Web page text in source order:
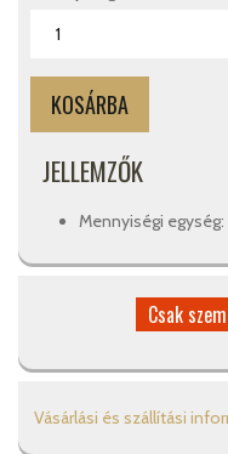
JELLEMZŐK
Mennyiségi egység:
Csak
Vásárlási és szállítási